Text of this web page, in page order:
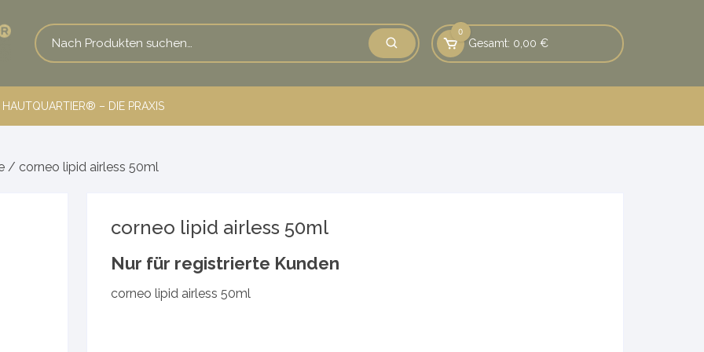
0
Gesamt: 0,00 €
HAUTQUARTIER® – DIE PRAXIS
/ corneo lipid airless 50ml
corneo lipid airless 50ml
Nur für registrierte Kunden
corneo lipid airless 50ml